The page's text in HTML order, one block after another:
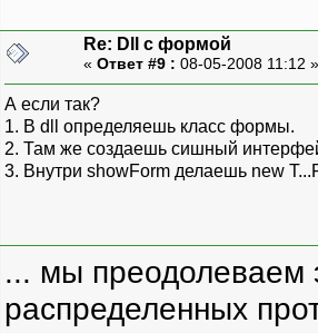
Re: Dll с формой
« Ответ #9 : 08-05-2008 11:12
А если так?
1. В dll определяешь класс формы.
2. Там же создаешь сишный
3. Внутри showForm делаешь new
... мы преодолеваем
распределенных